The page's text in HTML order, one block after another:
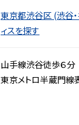
東京都渋谷区 (渋谷
ィスを探す
山手線渋谷徒歩６分
東京メトロ半蔵門線